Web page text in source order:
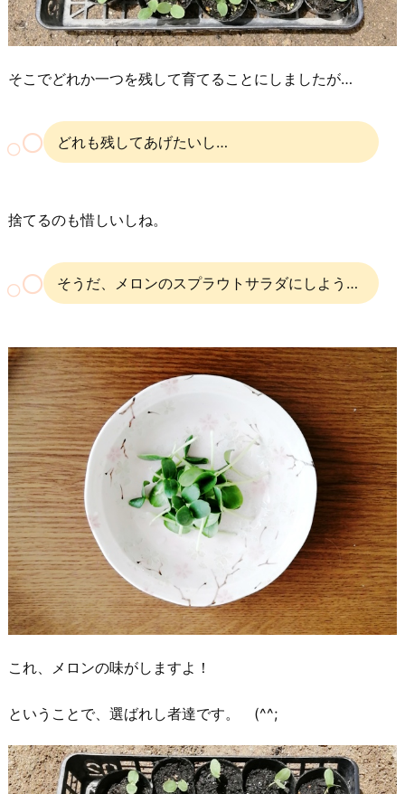
そこでどれか一つを残して育てることにしましたが…
どれも残してあげたいし…
捨てるのも惜しいしね。
そうだ、メロンのスプラウトサラダにしよう…
これ、メロンの味がしますよ！
ということで、選ばれし者達です。 (^^;